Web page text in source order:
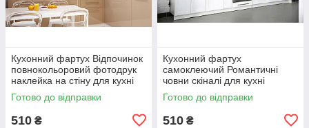
Кухонний фартух Відпочинок
повнокольоровий фотодрук
наклейка на стіну для кухні
природа краєвид 600х2000
мммм
Готово до відправки
510 ₴
Кухонний фартух
самоклеючий Романтичні
човни скіналі для кухні
наклейка ПВХ рожеві дерева
600х2000 мм
Готово до відправки
510 ₴